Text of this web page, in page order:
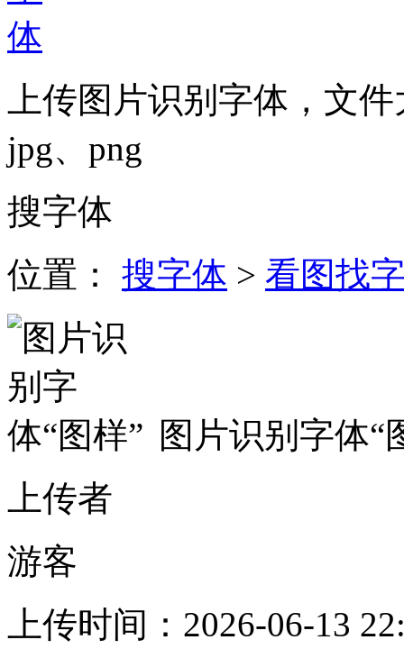
上传图片识别字体，文
jpg、png
搜字体
位置：
搜字体 > 看图找
图片识别字体“
上传者
游客
上传时间： 2026-06-13